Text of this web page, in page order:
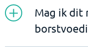
Mag ik dit